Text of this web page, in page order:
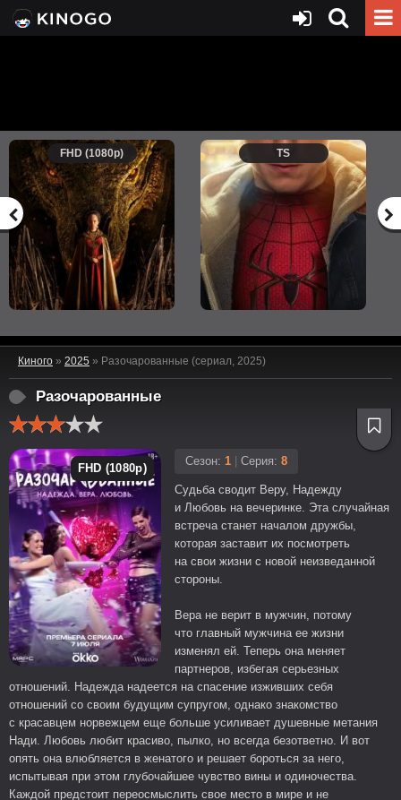
FHD (1080p) TS
Киного » 2025 » Разочарованные (сериал, 2025)
Разочарованные
FHD (1080p)
Сезон: 1 Серия: 8
Судьба сводит Веру, Надежду
и Любовь на вечеринке. Эта случайная
встреча станет началом дружбы,
которая заставит их посмотреть
на свои жизни с новой неизведанной
стороны.
Вера не верит в мужчин, потому
что главный мужчина ее жизни
изменял ей. Теперь она меняет
партнеров, избегая серьезных
отношений. Надежда надеется на спасение изживших себя
отношений со своим будущим супругом, однако знакомство
с красавцем норвежцем еще больше усиливает душевные метания
Нади. Любовь любит красиво, пылко, но всегда безответно. И вот
опять она влюбляется в женатого и решает бороться за него,
испытывая при этом глубочайшее чувство вины и одиночества.
Каждой предстоит переосмыслить свое место в мире и не